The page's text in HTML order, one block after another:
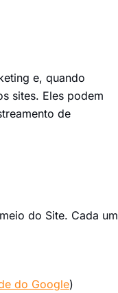
e, quando
sites. Eles podem
de
do Site. Cada um
do Google)